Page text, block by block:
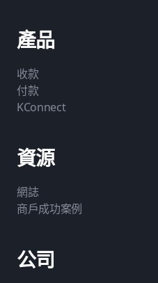
產品
收款
付款
KConnect
資源
網誌
商戶成功案例
公司